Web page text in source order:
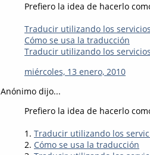
Prefiero la idea de hacerlo
Traducir utilizando los
Cómo se usa la traducción
Traducir utilizando los
miércoles, 13 enero, 2010
Anónimo dijo...
Prefiero la idea de hacerlo
1. Traducir utilizando los
2. Cómo se usa la traducción